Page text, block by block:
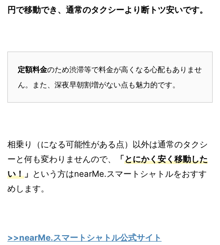
円で移動でき、通常のタクシーより断トツ安いです。
定額料金のため渋滞等で料金が高くなる心配もありませ
ん。また、深夜早朝割増がない点も魅力的です。
相乗り（になる可能性がある点）以外は通常のタクシ
ーと何も変わりませんので、
「とにかく安く移動した
い！ 」 という方はnearMe.スマートシャトルをおすす
めします。
>>nearMe.スマートシャトル公式サイト